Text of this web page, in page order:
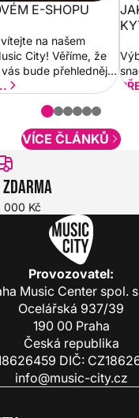
E-SHOPU
na našem
City! Věříme, že
bude přehlednější
budeme přidávat
VÍCE ČLÁNKŮ
zdarma
000 Kč
Provozovatel:
Music Center spol.
Ocelářská 937/39
190 00 Praha
Česká republika
DIČ:
info@music-city.cz